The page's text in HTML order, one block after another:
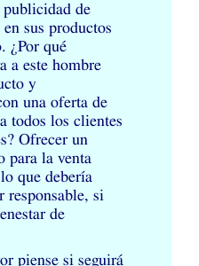
de
sus productos
¿Por qué
a este hombre
y
una oferta de
todos los clientes
Ofrecer un
para la venta
que debería
responsable, si
de
piense si seguirá